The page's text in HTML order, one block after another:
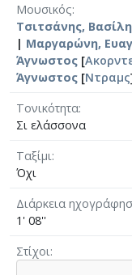
Μουσικός
Τσιτσάνης,
| Μαργαρώνη,
Άγνωστος [
Άγνωστος [Ντραμς
Τονικότητα
Σι ελάσσονα
Ταξίμι
Όχι
Διάρκεια
1' 08''
Στίχοι